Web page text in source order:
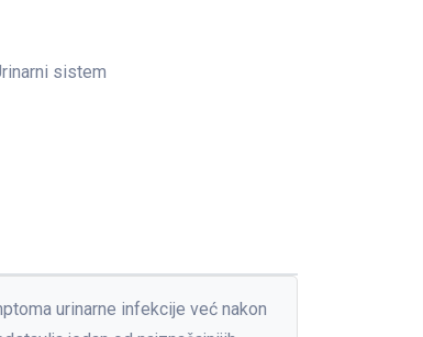
sistem
urinarne infekcije već nakon